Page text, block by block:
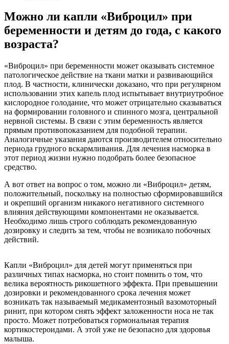
Можно ли капли «Виброцил» при
беременности и детям до года, с какого
возраста?
«Виброцил» при беременности может оказывать системное
патологическое действие на ткани матки и развивающийся
плод. В частности, клинически доказано, что при регулярном
использовании этих капель плод испытывает внутриутробное
кислородное голодание, что может отрицательно сказываться
на формировании головного и спинного мозга, центральной
нервной системы. В связи с этим беременность является
прямым противопоказанием для подобной терапии.
Аналогичные указания даются производителем относительно
периода грудного вскармливания. Для лечения насморка в
этот период жизни нужно подобрать более безопасное
средство.
А вот ответ на вопрос о том, можно ли «Виброцил» детям,
положительный, поскольку на полностью сформировавшийся
и окрепший организм никакого негативного системного
влияния действующими компонентами не оказывается.
Необходимо лишь строго соблюдать рекомендованную
дозировку и следить за тем, чтобы не возникало побочных
действий.
Капли «Виброцил» для детей могут применяться при
различных типах насморка, но стоит помнить о том, что
велика вероятность рикошетного эффекта. При превышении
дозировки и рекомендованного срока лечения может
возникать так называемый медикаментозный вазомоторный
ринит, при котором снять эффект заложенности носа не так
просто. Может потребоваться гормональная терапия
кортикостероидами. А этой уже не безопасно для здоровья
малыша.